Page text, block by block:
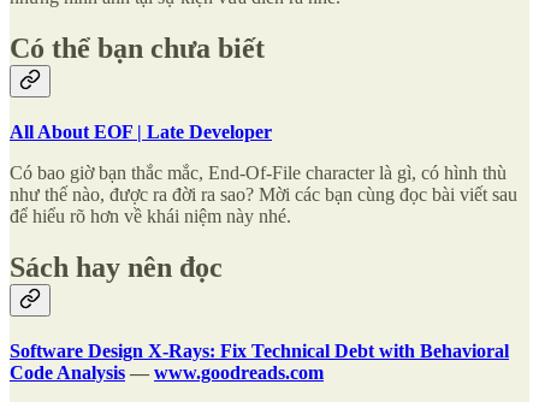
Có thể bạn chưa biết
All About EOF | Late Developer
Có bao giờ bạn thắc mắc, End-Of-File character là gì, có hình thù
như thế nào, được ra đời ra sao? Mời các bạn cùng đọc bài viết sau
để hiểu rõ hơn về khái niệm này nhé.
Sách hay nên đọc
Software Design X-Rays: Fix Technical Debt with Behavioral
Code Analysis — www.goodreads.com